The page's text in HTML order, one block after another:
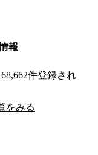
報
件登録され
をみる